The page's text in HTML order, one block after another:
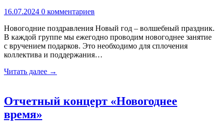
16.07.2024 0 комментариев
Новогодние поздравления Новый год – волшебный праздник.
В каждой группе мы ежегодно проводим новогоднее занятие
с вручением подарков. Это необходимо для сплочения
коллектива и поддержания…
Читать далее →
Отчетный концерт «Новогоднее
время»